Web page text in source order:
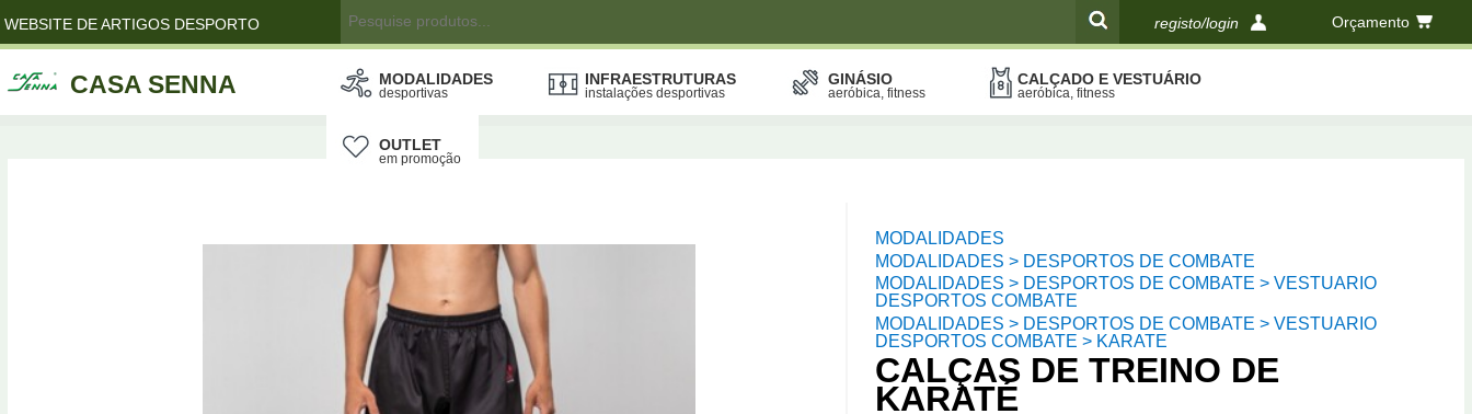
WEBSITE DE ARTIGOS DESPORTO registo/login Orçamento
CASA SENNA MODALIDADES
desportivas
INFRAESTRUTURAS
instalações desportivas
GINÁSIO
aeróbica, fitness
CALÇADO E VESTUÁRIO
aeróbica, fitness
OUTLET
em promoção
MODALIDADES
MODALIDADES > DESPORTOS DE COMBATE
MODALIDADES > DESPORTOS DE COMBATE > VESTUARIO
DESPORTOS COMBATE
MODALIDADES > DESPORTOS DE COMBATE > VESTUARIO
DESPORTOS COMBATE > KARATE
CALÇAS DE TREINO DE
KARATÉ